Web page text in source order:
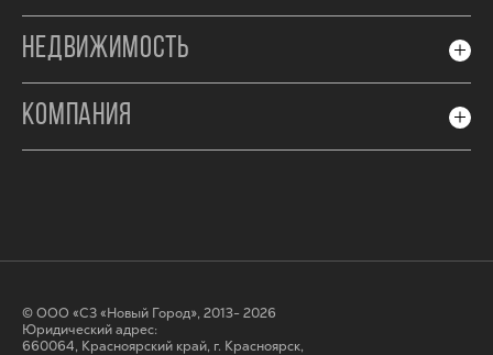
НЕДВИЖИМОСТЬ
КОМПАНИЯ
© ООО «СЗ «Новый Город», 2013- 2026
Юридический адрес:
660064, Красноярский край, г. Красноярск,